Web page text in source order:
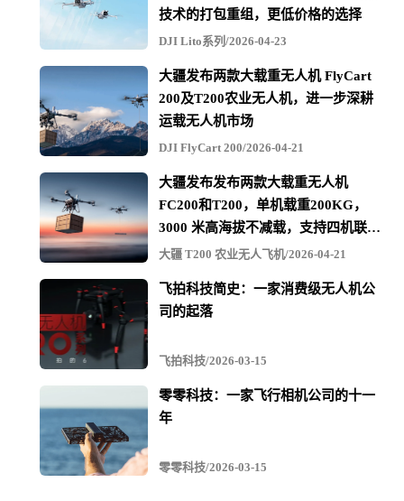
技术的打包重组，更低价格的选择
DJI Lito系列/2026-04-23
大疆发布两款大载重无人机 FlyCart
200及T200农业无人机，进一步深耕
运载无人机市场
DJI FlyCart 200/2026-04-21
大疆发布发布两款大载重无人机
FC200和T200，单机载重200KG，
3000 米高海拔不减载，支持四机联吊
最多600KG
大疆 T200 农业无人飞机/2026-04-21
飞拍科技简史：一家消费级无人机公
司的起落
飞拍科技/2026-03-15
零零科技：一家飞行相机公司的十一
年
零零科技/2026-03-15